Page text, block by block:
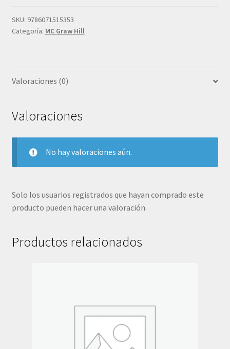
Fisiologia.
La
Y
2021
SKU: 9786071515353
Categoría: MC Graw Hill
Valoraciones (0)
Valoraciones
No hay valoraciones aún.
Solo los usuarios registrados que hayan comprado este
producto pueden hacer una valoración.
Productos relacionados